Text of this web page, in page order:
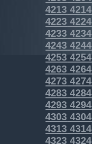
4213 4214
4223 4224
4233 4234
4243 4244
4253 4254
4263 4264
4273 4274
4283 4284
4293 4294
4303 4304
4313 4314
4323 4324